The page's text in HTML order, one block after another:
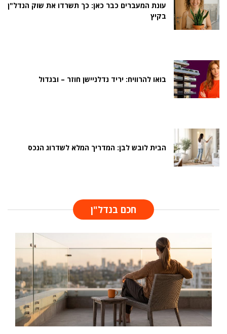
עונת המעברים כבר כאן: כך תשרדו את שוק הנדל"ן
בקיץ
בואו להרוויח: יריד נדלניישן חוזר – ובגדול
הבית לובש לבן: המדריך המלא לשדרוג הנכס
חכם בנדל"ן